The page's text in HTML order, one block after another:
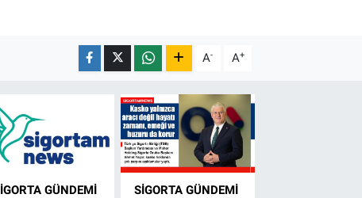
A- A+
GÜNDEMI SIGORTA GÜNDEMI